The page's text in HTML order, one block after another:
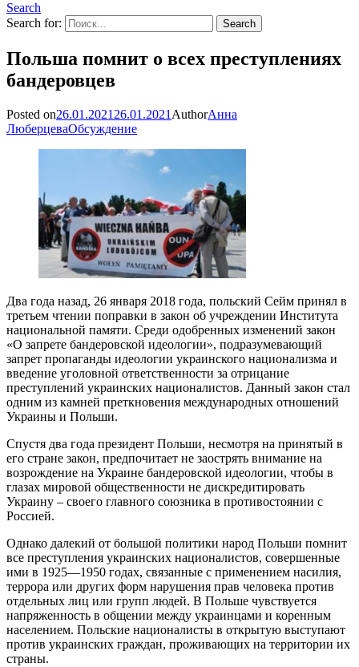
Search
Search for:
Польша помнит о всех преступлениях
бандеровцев
Posted on26.01.2021 26.01.2021 AuthorАнна
ЛюберцеваОбсуждение
Два года назад, 26 января 2018 года, польский Сейм принял в
третьем чтении поправки в закон об учреждении Института
национальной памяти. Среди одобренных изменений закон
«О запрете бандеровской идеологии», подразумевающий
запрет пропаганды идеологии украинского национализма и
введение уголовной ответственности за отрицание
преступлений украинских националистов. Данный закон стал
одним из камней преткновения международных отношений
Украины и Польши.
Спустя два года президент Польши, несмотря на принятый в
его стране закон, предпочитает не заострять внимание на
возрождение на Украине бандеровской идеологии, чтобы в
глазах мировой общественности не дискредитировать
Украину – своего главного союзника в противостоянии с
Россией.
Однако далекий от большой политики народ Польши помнит
все преступления украинских националистов, совершенные
ими в 1925—1950 годах, связанные с применением насилия,
террора или других форм нарушения прав человека против
отдельных лиц или групп людей. В Польше чувствуется
напряженность в общении между украинцами и коренным
населением. Польские националисты в открытую выступают
против украинских граждан, проживающих на территории их
страны.